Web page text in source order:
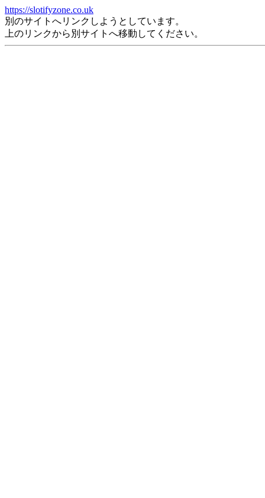
https://slotifyzone.co.uk
別のサイトへリンクしようとしています。
上のリンクから別サイトへ移動してください。